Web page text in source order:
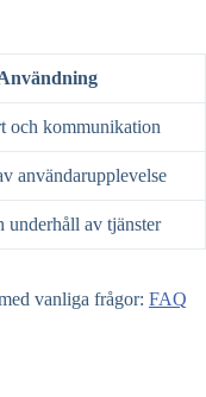
och kommunikation
användarupplevelse
underhåll av tjänster
vanliga frågor: FAQ